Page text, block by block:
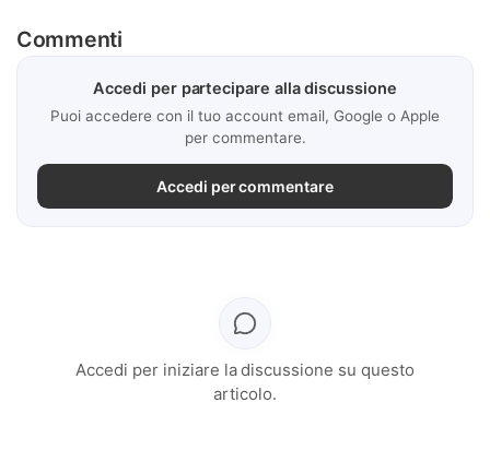
Commenti
Accedi per partecipare alla discussione
Puoi accedere con il tuo account email, Google o Apple
per commentare.
Accedi per commentare
Accedi per iniziare la discussione su questo
articolo.